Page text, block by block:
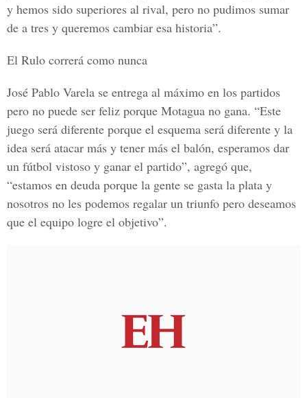
y hemos sido superiores al rival, pero no pudimos sumar
de a tres y queremos cambiar esa historia”.
El Rulo correrá como nunca
José Pablo Varela se entrega al máximo en los partidos
pero no puede ser feliz porque Motagua no gana. “Este
juego será diferente porque el esquema será diferente y la
idea será atacar más y tener más el balón, esperamos dar
un fútbol vistoso y ganar el partido”, agregó que,
“estamos en deuda porque la gente se gasta la plata y
nosotros no les podemos regalar un triunfo pero deseamos
que el equipo logre el objetivo”.